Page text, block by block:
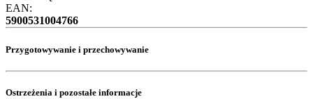
EAN:
5900531004766
Przygotowywanie i przechowywanie
Ostrzeżenia i pozostałe informacje